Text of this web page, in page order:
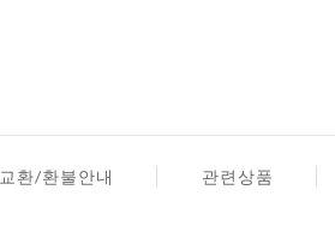
교환/환불안내 관련상품